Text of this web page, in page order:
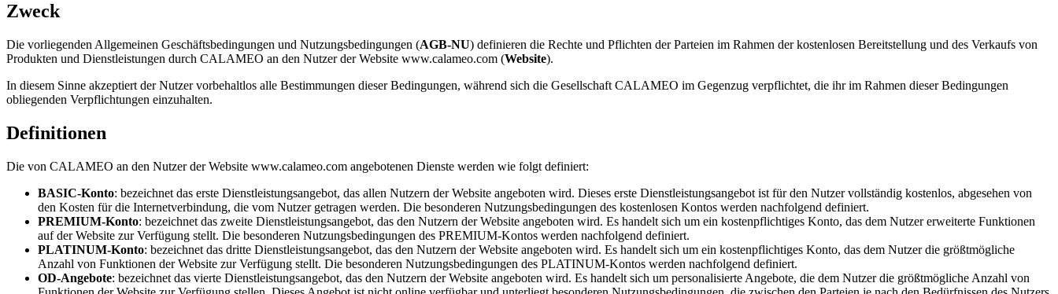
Zweck
Die vorliegenden Allgemeinen Geschäftsbedingungen und Nutzungsbedingungen (AGB-NU) definieren die Rechte und Pflichten der Parteien im Rahmen der kostenlosen Bereitstellung und des Verkaufs von
Produkten und Dienstleistungen durch CALAMEO an den Nutzer der Website www.calameo.com (Website).
In diesem Sinne akzeptiert der Nutzer vorbehaltlos alle Bestimmungen dieser Bedingungen, während sich die Gesellschaft CALAMEO im Gegenzug verpflichtet, die ihr im Rahmen dieser Bedingungen
obliegenden Verpflichtungen einzuhalten.
Definitionen
Die von CALAMEO an den Nutzer der Website www.calameo.com angebotenen Dienste werden wie folgt definiert:
BASIC-Konto: bezeichnet das erste Dienstleistungsangebot, das allen Nutzern der Website angeboten wird. Dieses erste Dienstleistungsangebot ist für den Nutzer vollständig kostenlos, abgesehen von
den Kosten für die Internetverbindung, die vom Nutzer getragen werden. Die besonderen Nutzungsbedingungen des kostenlosen Kontos werden nachfolgend definiert.
PREMIUM-Konto: bezeichnet das zweite Dienstleistungsangebot, das den Nutzern der Website angeboten wird. Es handelt sich um ein kostenpflichtiges Konto, das dem Nutzer erweiterte Funktionen
auf der Website zur Verfügung stellt. Die besonderen Nutzungsbedingungen des PREMIUM-Kontos werden nachfolgend definiert.
PLATINUM-Konto: bezeichnet das dritte Dienstleistungsangebot, das den Nutzern der Website angeboten wird. Es handelt sich um ein kostenpflichtiges Konto, das dem Nutzer die größtmögliche
Anzahl von Funktionen der Website zur Verfügung stellt. Die besonderen Nutzungsbedingungen des PLATINUM-Kontos werden nachfolgend definiert.
OD-Angebote: bezeichnet das vierte Dienstleistungsangebot, das den Nutzern der Website angeboten wird. Es handelt sich um personalisierte Angebote, die dem Nutzer die größtmögliche Anzahl von